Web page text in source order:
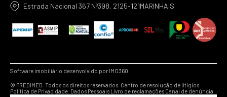
Estrada Nacional 367 Nº398, 2125-121MARINHAIS
Software imobiliário desenvolvido por IMO360
© PREDIMED. Todos os direitos reservados. Centro de resolução de litígios.
Política de Privacidade. Dados PessoaisLivro de reclamações Canal de denúncia